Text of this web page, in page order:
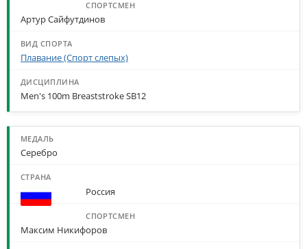
Артур Сайфутдинов
Плавание (Спорт слепых)
Men's 100m Breaststroke SB12
Серебро
Россия
Максим Никифоров